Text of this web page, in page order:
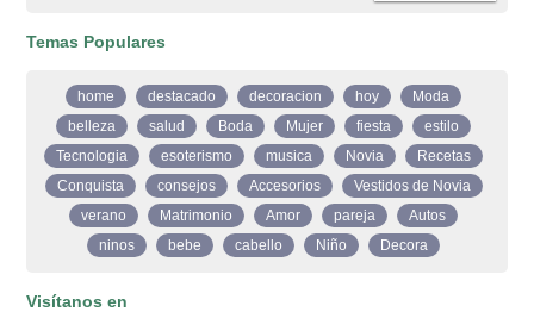
Temas Populares
home destacado decoracion hoy
Moda
belleza
salud Boda Mujer fiesta
estilo
Tecnologia
esoterismo musica Novia
Recetas
Conquista
consejos Accesorios
Vestidos de Novia
verano
Matrimonio Amor pareja
Autos
ninos
bebe cabello Niño Decora
Visítanos en